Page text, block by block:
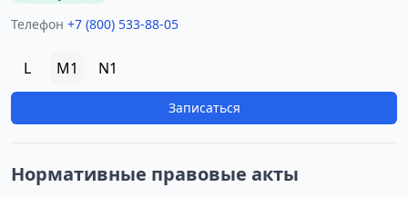
Телефон +7 (800) 533-88-05
L M1 N1
Записаться
Нормативные правовые акты